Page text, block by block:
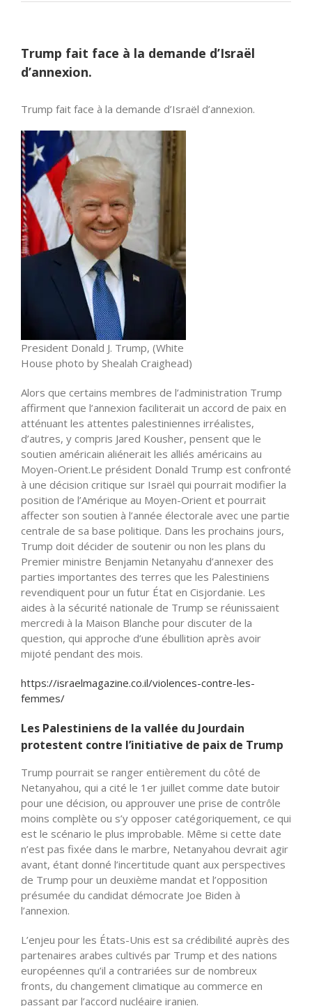
Trump fait face à la demande d’Israël
d’annexion.
Trump fait face à la demande d’Israël d’annexion.
President Donald J. Trump, (White
House photo by Shealah Craighead)
Alors que certains membres de l’administration Trump
affirment que l’annexion faciliterait un accord de paix en
atténuant les attentes palestiniennes irréalistes,
d’autres, y compris Jared Kousher, pensent que le
soutien américain aliénerait les alliés américains au
Moyen-Orient.Le président Donald Trump est confronté
à une décision critique sur Israël qui pourrait modifier la
position de l’Amérique au Moyen-Orient et pourrait
affecter son soutien à l’année électorale avec une partie
centrale de sa base politique. Dans les prochains jours,
Trump doit décider de soutenir ou non les plans du
Premier ministre Benjamin Netanyahu d’annexer des
parties importantes des terres que les Palestiniens
revendiquent pour un futur État en Cisjordanie. Les
aides à la sécurité nationale de Trump se réunissaient
mercredi à la Maison Blanche pour discuter de la
question, qui approche d’une ébullition après avoir
mijoté pendant des mois.
https://israelmagazine.co.il/violences-contre-les-
femmes/
Les Palestiniens de la vallée du Jourdain
protestent contre l’initiative de paix de Trump
Trump pourrait se ranger entièrement du côté de
Netanyahou, qui a cité le 1er juillet comme date butoir
pour une décision, ou approuver une prise de contrôle
moins complète ou s’y opposer catégoriquement, ce qui
est le scénario le plus improbable. Même si cette date
n’est pas fixée dans le marbre, Netanyahou devrait agir
avant, étant donné l’incertitude quant aux perspectives
de Trump pour un deuxième mandat et l’opposition
présumée du candidat démocrate Joe Biden à
l’annexion.
L’enjeu pour les États-Unis est sa crédibilité auprès des
partenaires arabes cultivés par Trump et des nations
européennes qu’il a contrariées sur de nombreux
fronts, du changement climatique au commerce en
passant par l’accord nucléaire iranien.